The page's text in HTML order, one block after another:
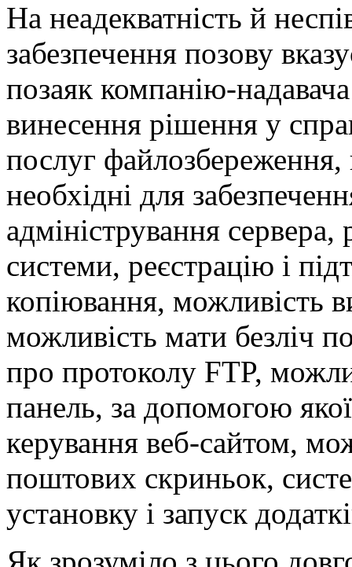
На неадекватність й
забезпечення позову
позаяк компанію-
винесення рішення у
послуг
необхідні для
адміністрування сервера,
системи, реєстрацію і
копіювання, можливість
можливість мати безліч
про протоколу FTP,
панель, за допомогою
керування веб-сайтом,
поштових скриньок,
установку і запуск